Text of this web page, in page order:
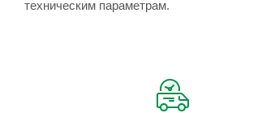
техническим параметрам.